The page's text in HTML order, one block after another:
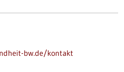
bw.de/kontakt